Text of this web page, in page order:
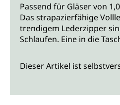
Passend für Gläser von
Das strapazierfähige
trendigem Lederzipper
Schlaufen. Eine in die
Dieser Artikel ist